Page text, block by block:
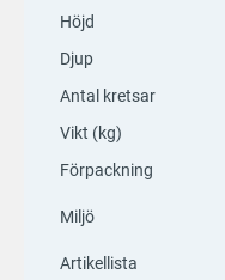
Höjd
Djup
Antal kretsar
Vikt (kg)
Förpackning
Miljö
Artikellista